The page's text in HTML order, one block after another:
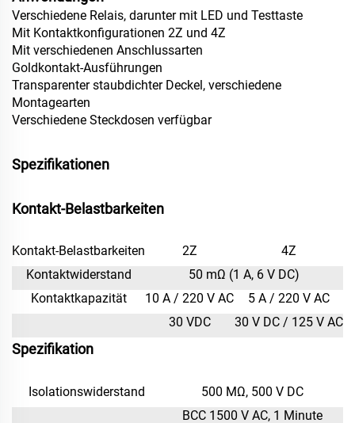
Verschiedene Relais, darunter mit LED und Testtaste
Mit Kontaktkonfigurationen 2Z und 4Z
Mit verschiedenen Anschlussarten
Goldkontakt-Ausführungen
Transparenter staubdichter Deckel, verschiedene
Montagearten
Verschiedene Steckdosen verfügbar
Spezifikationen
Kontakt-Belastbarkeiten
Kontakt-Belastbarkeiten 2Z
4Z
Kontaktwiderstand
50 mΩ (1 A, 6 V DC)
Kontaktkapazität
10 A / 220 V AC
5 A / 220 V AC
30 VDC
30 V DC / 125 V AC
Spezifikation
Isolationswiderstand 500 MΩ, 500 V DC
BCC 1500 V AC, 1 Minute